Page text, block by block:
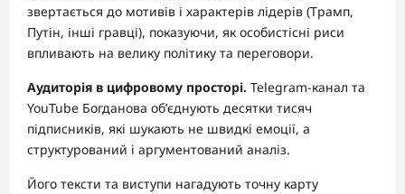
звертається до мотивів і характерів лідерів (Трамп,
Путін, інші гравці), показуючи, як особистісні риси
впливають на велику політику та переговори.
Аудиторія в цифровому просторі. Telegram-канал та
YouTube Богданова об’єднують десятки тисяч
підписників, які шукають не швидкі емоції, а
структурований і аргументований аналіз.
Його тексти та виступи нагадують точну карту